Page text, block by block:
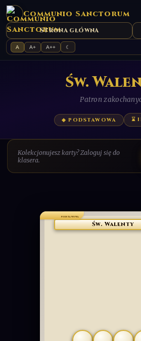
Communio Sanctorum
Strona główna
A A+ A++ ☾
Św.
Patron
◆ PODSTAWOWA ⌛
Kolekcjonujesz karty? Zaloguj się do
klasera.